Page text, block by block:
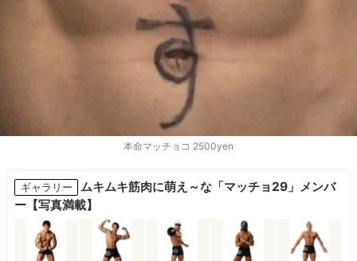
本命マッチョコ 2500yen
ギャラリー
ムキムキ筋肉に萌え～な「マッチョ29」メンバ
ー【写真満載】